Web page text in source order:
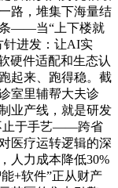
路，堆集下海量结
条——当“上下楼就
针进发：让AI实
硬件适配和生态认
起来、跑得稳。截
室里辅帮大夫诊
业产线，就是研发
止于手艺——跨省
医疗运转逻辑的深
人力成本降低30%
+软件”正从财产